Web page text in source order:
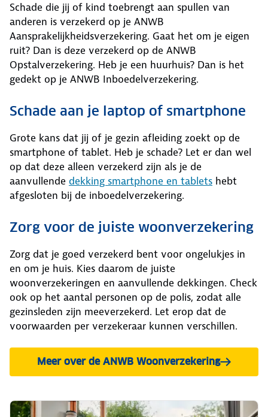
Schade die jij of kind toebrengt aan spullen van
anderen is verzekerd op je ANWB
Aansprakelijkheidsverzekering. Gaat het om je eigen
ruit? Dan is deze verzekerd op de ANWB
Opstalverzekering. Heb je een huurhuis? Dan is het
gedekt op je ANWB Inboedelverzekering.
Schade aan je laptop of smartphone
Grote kans dat jij of je gezin afleiding zoekt op de
smartphone of tablet. Heb je schade? Let er dan wel
op dat deze alleen verzekerd zijn als je de
aanvullende dekking smartphone en tablets hebt
afgesloten bij de inboedelverzekering.
Zorg voor de juiste woonverzekering
Zorg dat je goed verzekerd bent voor ongelukjes in
en om je huis. Kies daarom de juiste
woonverzekeringen en aanvullende dekkingen. Check
ook op het aantal personen op de polis, zodat alle
gezinsleden zijn meeverzekerd. Let erop dat de
voorwaarden per verzekeraar kunnen verschillen.
Meer over de ANWB Woonverzekering